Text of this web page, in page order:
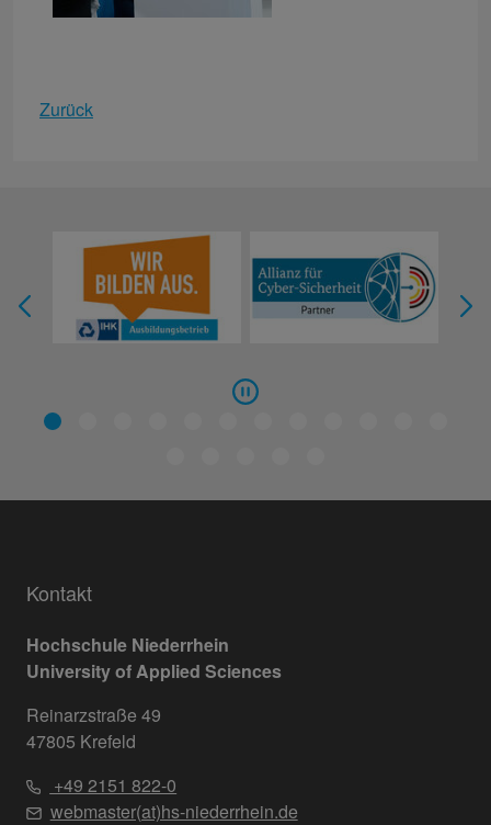
Zurück
Kontakt
Hochschule Niederrhein
University of Applied Sciences
Reinarzstraße 49
47805 Krefeld
+49 2151 822-0
webmaster(at)hs-niederrhein.de